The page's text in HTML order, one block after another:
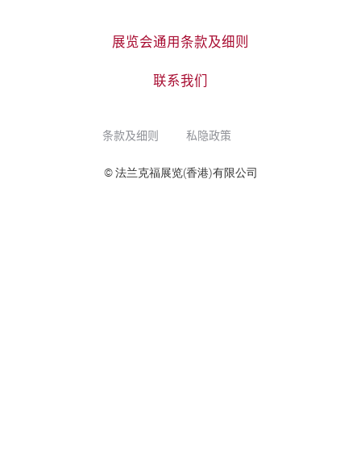
展览会通用条款及细则
联系我们
条款及细则 私隐政策
© 法兰克福展览(香港)有限公司